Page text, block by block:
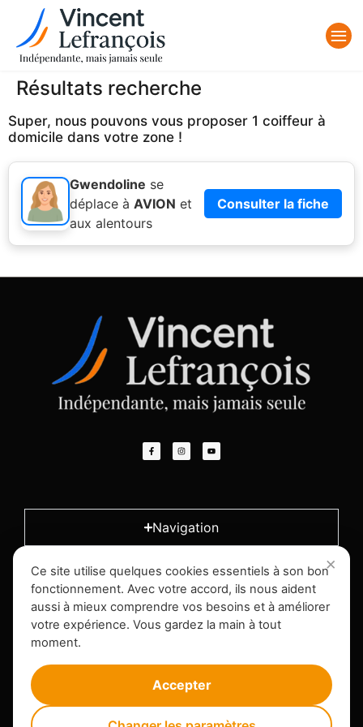
Résultats recherche
Super, nous pouvons vous proposer 1 coiffeur à
domicile dans votre zone !
Gwendoline se
déplace à AVION et
aux alentours
Consulter la fiche
Navigation
L'entreprise
Infos légales
Ce site utilise quelques cookies essentiels à son bon
fonctionnement. Avec votre accord, ils nous aident
aussi à mieux comprendre vos besoins et à améliorer
votre expérience. Vous gardez la main à tout
moment.
Accepter